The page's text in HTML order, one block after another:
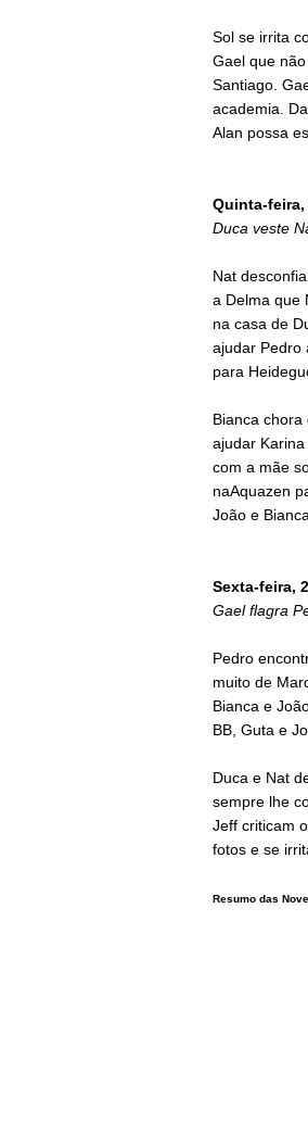
Sol se irrita
Gael que
Santiago.
academia.
Alan possa
Quinta-feira,
Duca veste
Nat
a Delma que
na casa de
ajudar Pedro
para
Bianca
ajudar
com a mãe
naAquazen
João e
Sexta-feira,
Gael flagra
Pedro
muito de
Bianca e
BB, Guta e
Duca e Nat
sempre lhe
Jeff criticam
fotos e se
Resumo das